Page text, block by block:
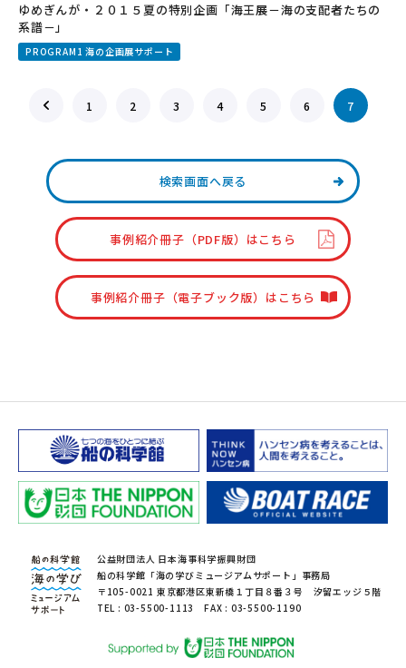
ゆめぎんが・２０１５夏の特別企画「海王展－海の支配者たちの
系譜－」
PROGRAM1 海の企画展サポート
1 2 3 4 5 6 7
検索画面へ戻る
事例紹介冊子（PDF版）はこちら
事例紹介冊子（電子ブック版）はこちら
公益財団法人 日本海事科学振興財団
船の科学館「海の学びミュージアムサポート」事務局
〒105-0021 東京都港区東新橋１丁目８番３号 汐留エッジ５階
TEL : 03-5500-1113 FAX : 03-5500-1190